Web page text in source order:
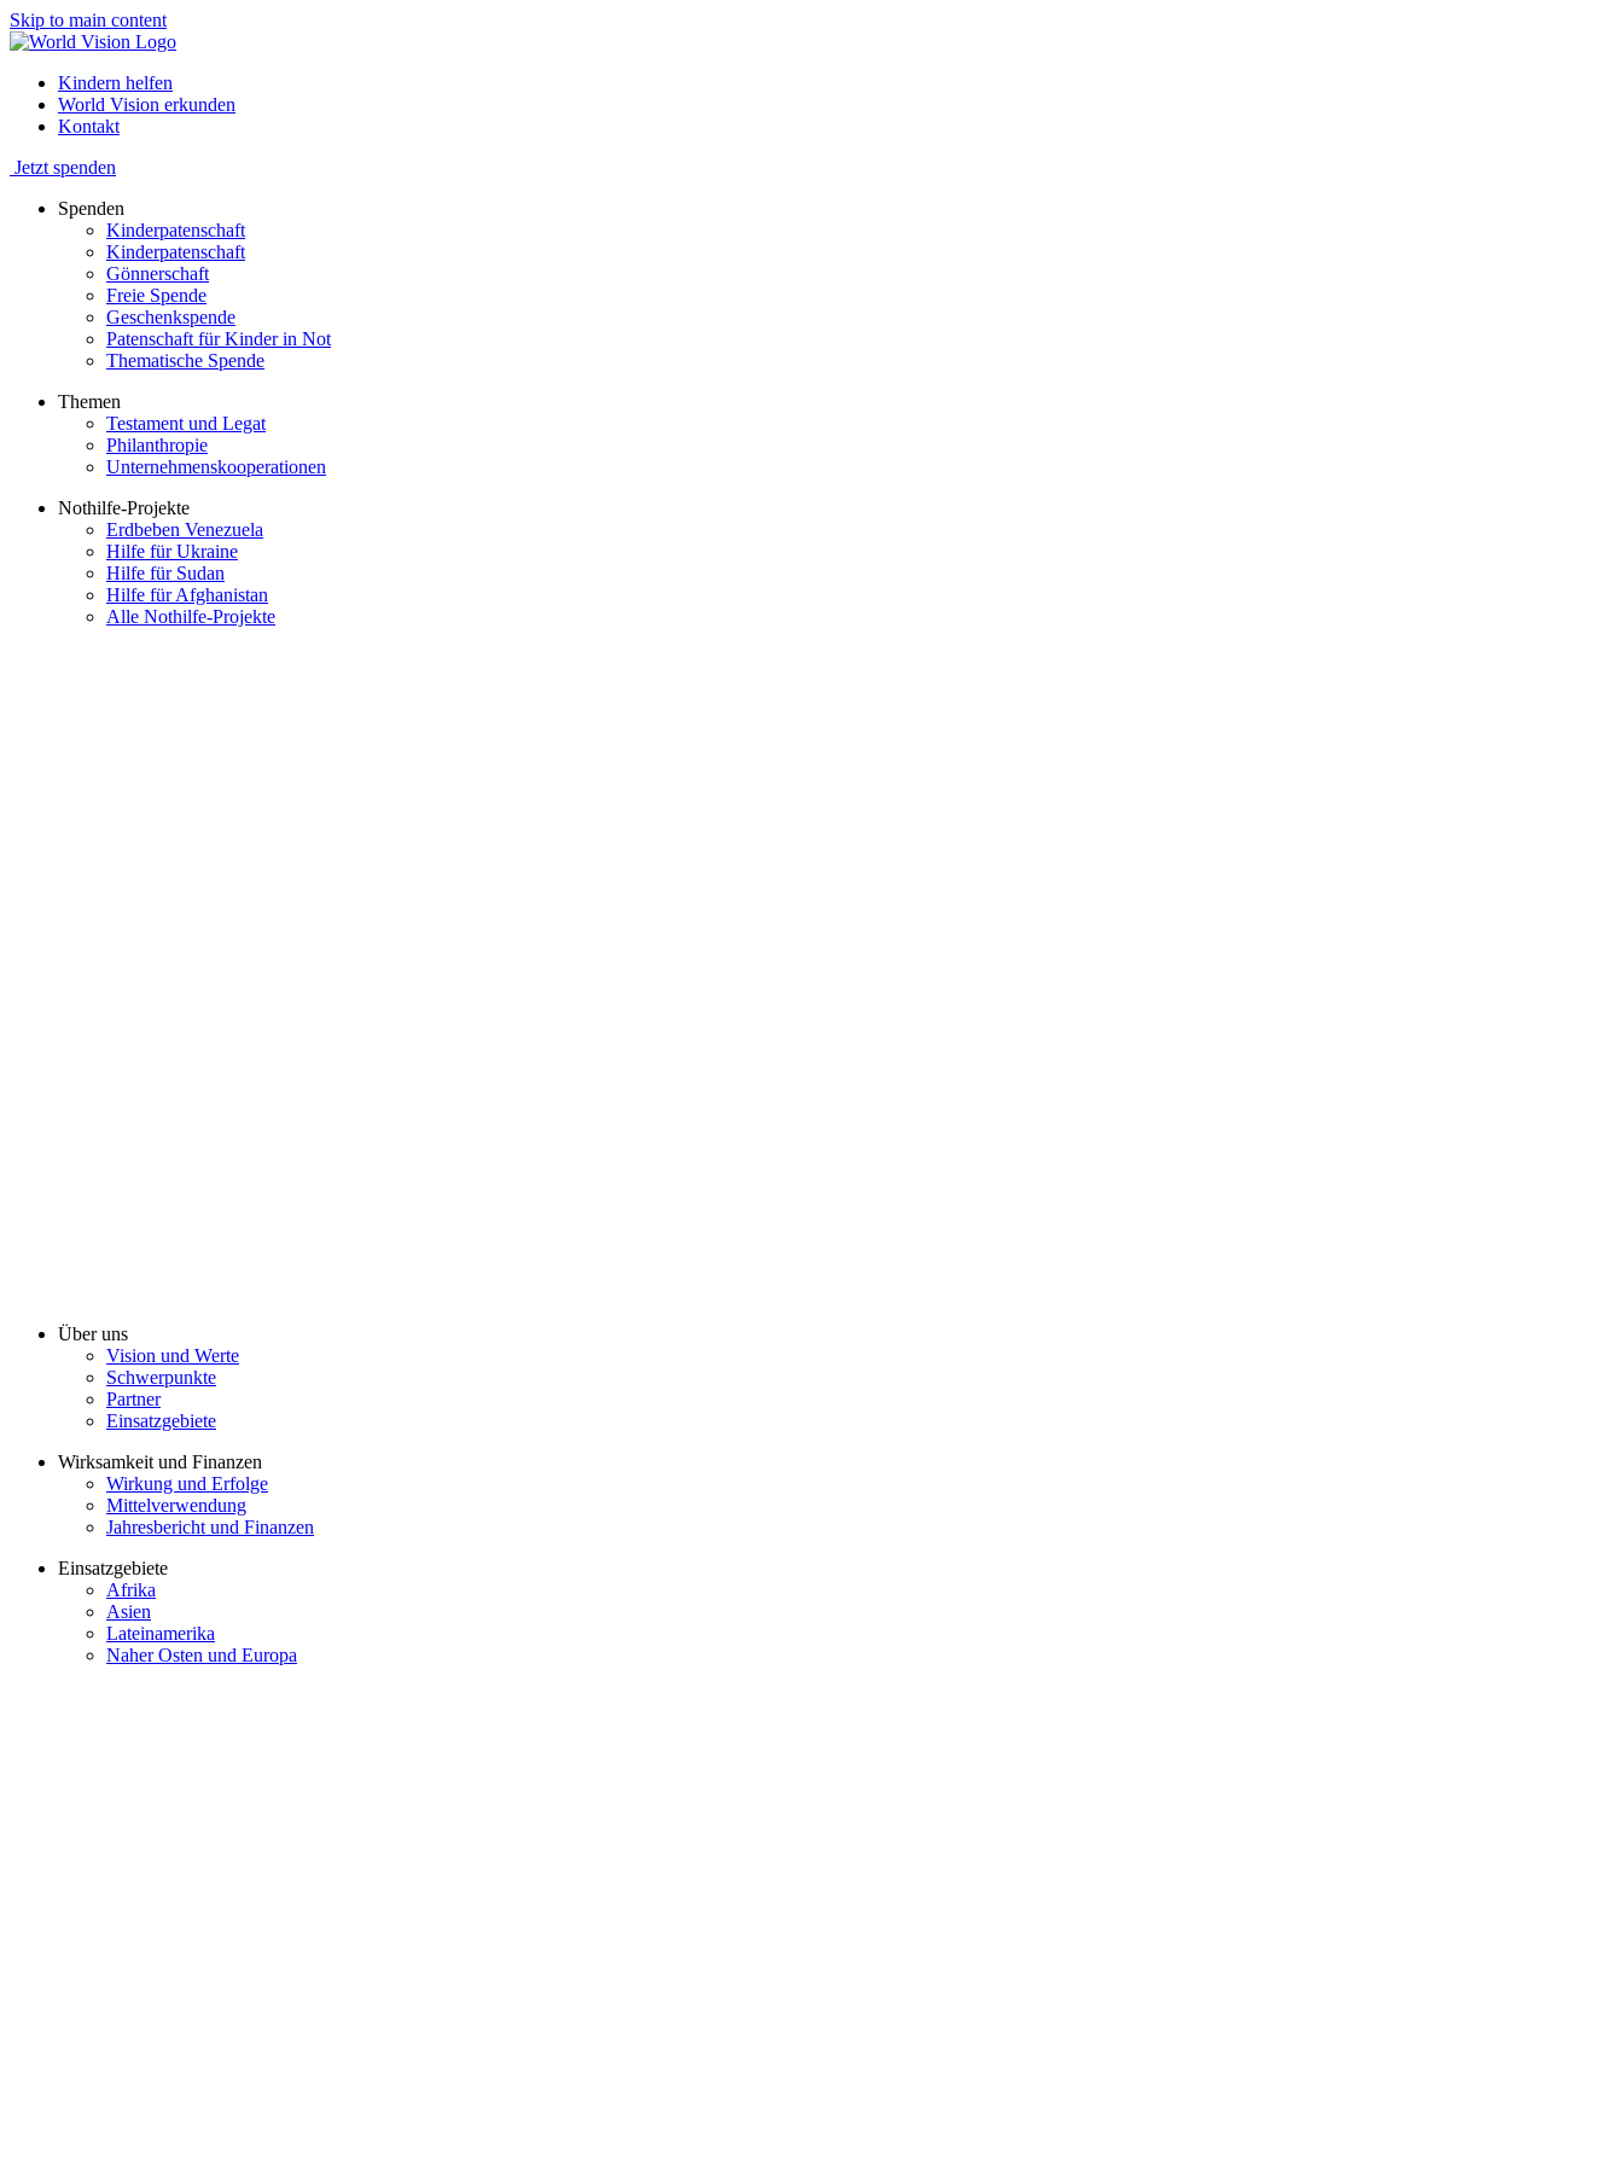
Skip to main content
Kindern helfen
World Vision erkunden
Kontakt
Jetzt spenden
Spenden
Kinderpatenschaft
Kinderpatenschaft
Gönnerschaft
Freie Spende
Geschenkspende
Patenschaft für Kinder in Not
Thematische Spende
Themen
Testament und Legat
Philanthropie
Unternehmenskooperationen
Nothilfe-Projekte
Erdbeben Venezuela
Hilfe für Ukraine
Hilfe für Sudan
Hilfe für Afghanistan
Alle Nothilfe-Projekte
Über uns
Vision und Werte
Schwerpunkte
Partner
Einsatzgebiete
Wirksamkeit und Finanzen
Wirkung und Erfolge
Mittelverwendung
Jahresbericht und Finanzen
Einsatzgebiete
Afrika
Asien
Lateinamerika
Naher Osten und Europa